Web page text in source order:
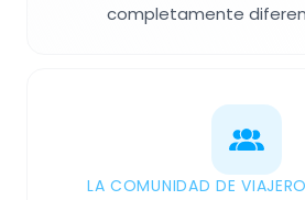
completamente
LA COMUNIDAD DE